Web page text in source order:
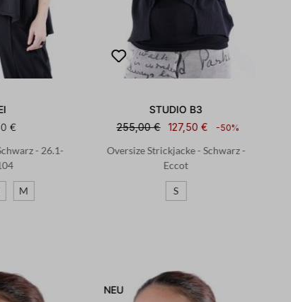
€
- 26.1-
M
STUDIO B3
255,00 €
127,50 € -50%
Oversize Strickjacke - Schwarz -
Eccot
S
NEU